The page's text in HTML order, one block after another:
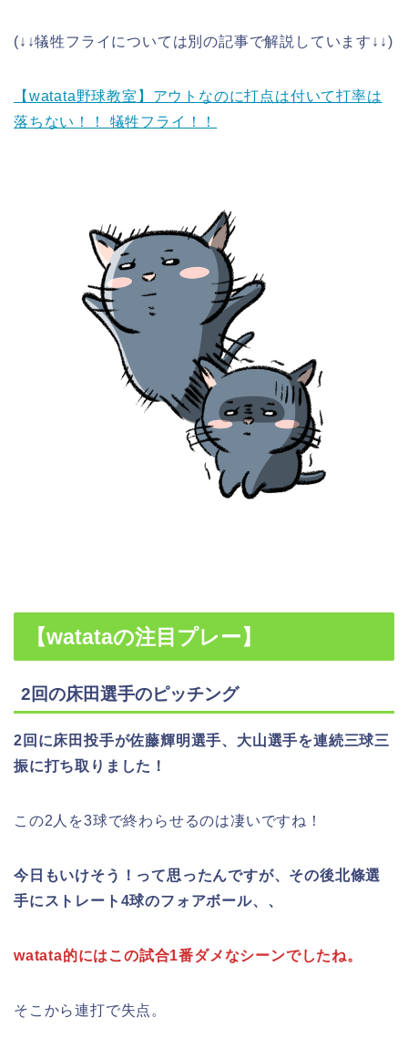
(↓↓犠牲フライについては別の記事で解説しています↓↓)
【watata野球教室】アウトなのに打点は付いて打率は
落ちない！！ 犠牲フライ！！
【watataの注目プレー】
2回の床田選手のピッチング
2回に床田投手が佐藤輝明選手、大山選手を連続三球三
振に打ち取りました！
この2人を3球で終わらせるのは凄いですね！
今日もいけそう！って思ったんですが、その後北條選
手にストレート4球のフォアボール、、
watata的にはこの試合1番ダメなシーンでしたね。
そこから連打で失点。